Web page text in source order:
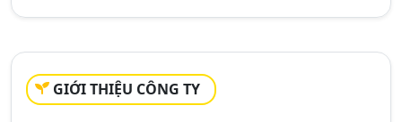
GIỚI THIỆU CÔNG TY